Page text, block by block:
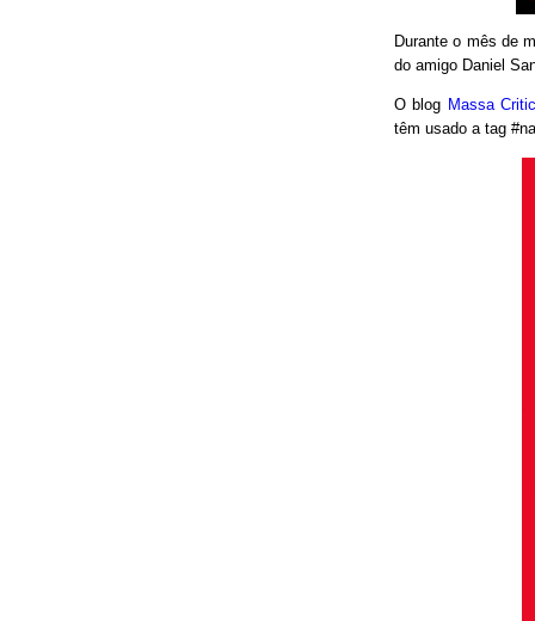
Durante o mês de
do amigo Daniel
O blog Massa
têm usado a tag